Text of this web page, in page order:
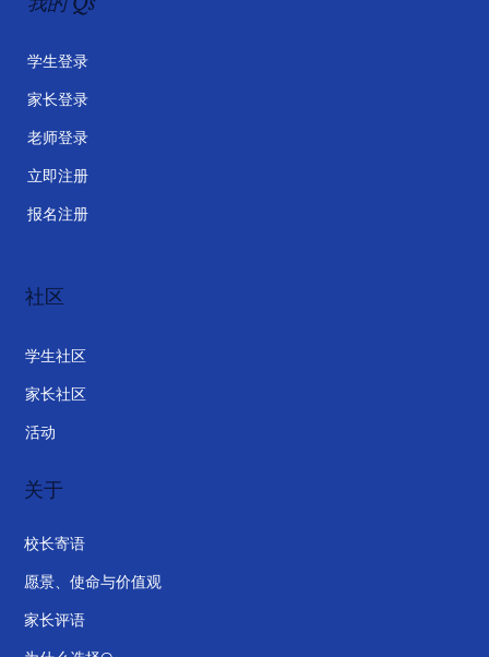
学生登录
家长登录
老师登录
立即注册
报名注册
社区
学生社区
家长社区
活动
关于
校长寄语
愿景、使命与价值观
家长评语